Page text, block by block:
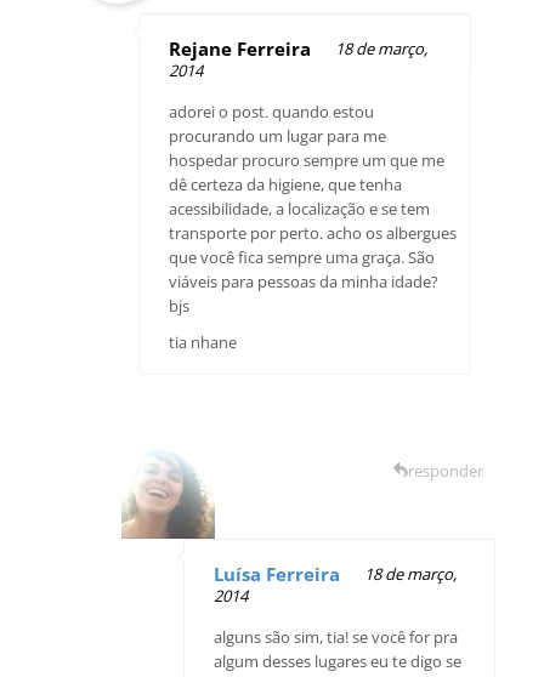
Rejane Ferreira
18 de março,
2014
adorei o post. quando estou
procurando um lugar para me
hospedar procuro sempre um que me
dê certeza da higiene, que tenha
acessibilidade, a localização e se tem
transporte por perto. acho os albergues
que você fica sempre uma graça. São
viáveis para pessoas da minha idade?
bjs
tia nhane
Luísa Ferreira
18 de março,
2014
alguns são sim, tia! se você for pra
algum desses lugares eu te digo se
responder